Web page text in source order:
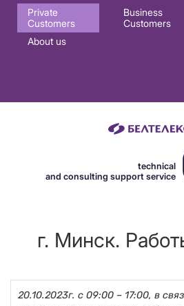
Основная
навигация
Private
Customers
Business
Customers
About us
technical
and consulting support service
г. Минск.
20.10.2023г. с 09:00 – 17:00, в